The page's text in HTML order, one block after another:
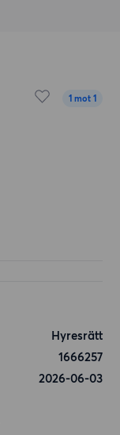
1 mot 1
Hyresrätt
1666257
2026-06-03